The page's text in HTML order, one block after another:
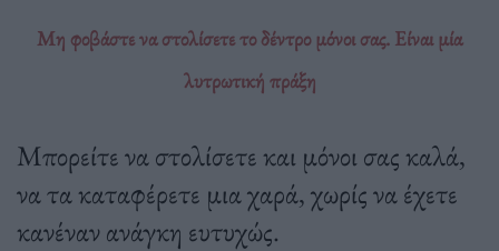
Μη φοβάστε να στολίσετε το δέντρο μόνοι σας. Είναι μία
λυτρωτική πράξη
Μπορείτε να στολίσετε και μόνοι σας καλά,
να τα καταφέρετε μια χαρά, χωρίς να έχετε
κανέναν ανάγκη ευτυχώς.